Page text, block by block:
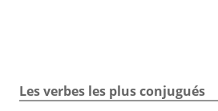
Les verbes les plus conjugués